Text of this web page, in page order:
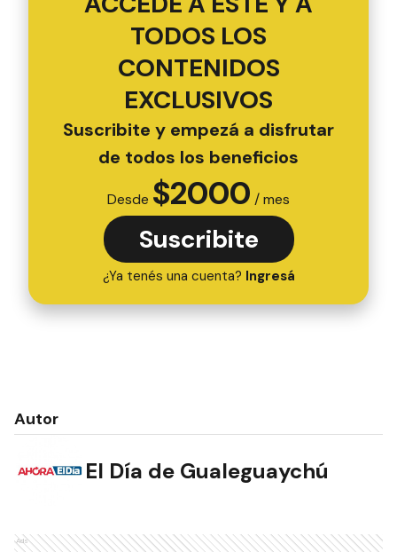
TODOS LOS
CONTENIDOS
EXCLUSIVOS
Suscribite y empezá a disfrutar
de todos los beneficios
Desde $2000 / mes
Suscribite
¿Ya tenés una cuenta? Ingresá
Autor
El Día de Gualeguaychú
Ads